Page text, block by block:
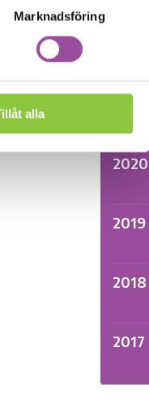
Marknadsföring
alla
–
MI.
2020
2019
2018
2017